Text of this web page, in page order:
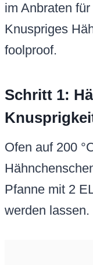
im Anbraten
Knuspriges
foolproof.
Schritt 1:
Ofen auf 200
Pfanne mit 2
werden lassen.